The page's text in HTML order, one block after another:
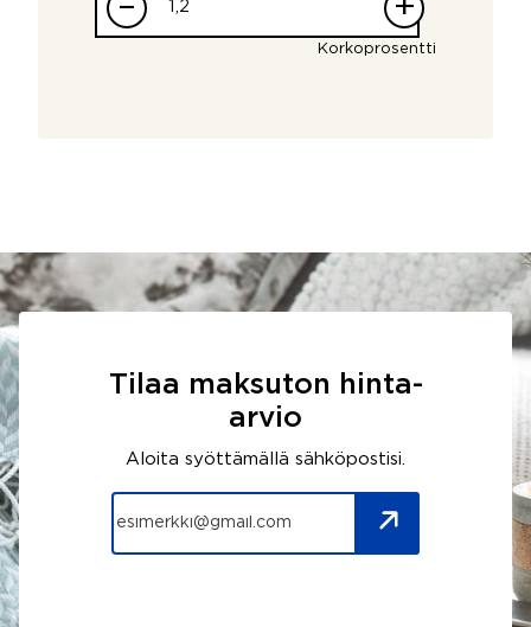
– +
Korkoprosentti
Tilaa maksuton hinta-
arvio
Aloita syöttämällä sähköpostisi.